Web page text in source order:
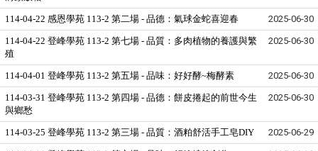
114-04-22 感恩學苑 113-2 第二場 - 品德：氣球金蛇喜迎春 2025-06-30
114-04-22 登峰學苑 113-2 第七場 - 品質：多肉植物的養護與繁
殖
2025-06-30
114-04-01 登峰學苑 113-2 第五場 - 品味：好好酵~梅酵素 2025-06-30
114-03-31 登峰學苑 113-2 第四場 - 品德：餅皮捲起的前世今生
與鄉愁
2025-06-30
114-03-25 登峰學苑 113-2 第三場 - 品質：酒粕舒活手工皂DIY 2025-06-29